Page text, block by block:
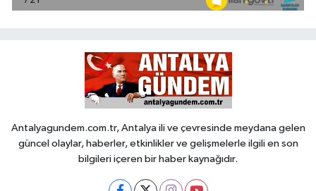
Antalyagundem.com.tr, Antalya ili ve çevresinde meydana gelen
güncel olaylar, haberler, etkinlikler ve gelişmelerle ilgili en son
bilgileri içeren bir haber kaynağıdır.